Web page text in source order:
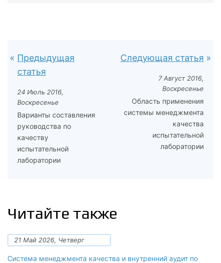
Предыдущая
статья
24 Июль 2016,
Воскресенье
Варианты составления
руководства по
качеству
испытательной
лаборатории
Следующая статья
7 Август 2016,
Воскресенье
Область применения
системы менеджмента
качества
испытательной
лаборатории
Читайте также
21 Май 2026, Четверг
Система менеджмента качества и внутренний аудит по